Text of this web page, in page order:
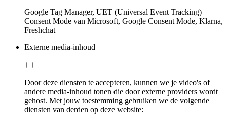
Google Tag Manager, UET (Universal Event Tracking)
Consent Mode van Microsoft, Google Consent Mode, Klarna,
Freshchat
Externe media-inhoud
Door deze diensten te accepteren, kunnen we je video's of
andere media-inhoud tonen die door externe providers wordt
gehost. Met jouw toestemming gebruiken we de volgende
diensten van derden op deze website: